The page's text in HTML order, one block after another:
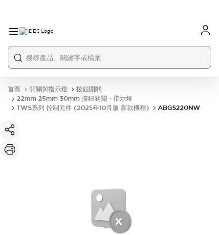
首頁 開關與指示燈
按鈕開關
22mm 25mm 30mm 按鈕開關・指示燈
TWS系列 控制元件 (2025年10月版 新款機種)
ABGS220NW